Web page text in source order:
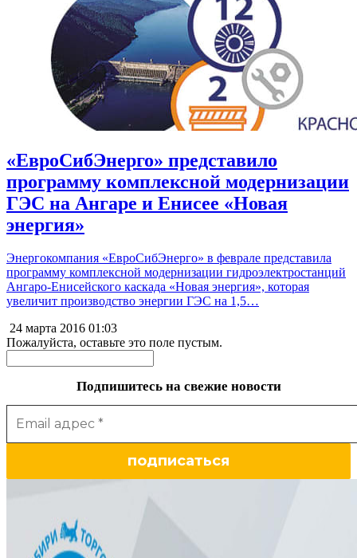
«ЕвроСибЭнерго» представило
программу комплексной модернизации
ГЭС на Ангаре и Енисее «Новая
энергия»
Энергокомпания «ЕвроСибЭнерго» в феврале представила
программу комплексной модернизации гидроэлектростанций
Ангаро-Енисейского каскада «Новая энергия», которая
увеличит производство энергии ГЭС на 1,5…
24 марта 2016 01:03
Пожалуйста, оставьте это поле пустым.
Подпишитесь на свежие новости